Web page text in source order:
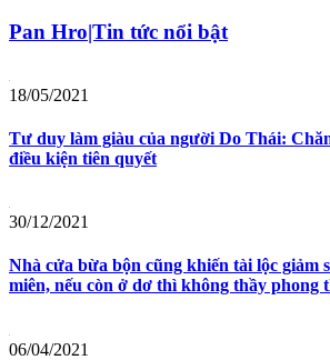
Pan Hro|Tin tức nổi bật
18/05/2021
Tư duy làm giàu của người Do Thái:
điều kiện tiên quyết
30/12/2021
Nhà cửa bừa bộn cũng khiến tài lộc giảm
miên, nếu còn ở dơ thì không thầy phong
06/04/2021